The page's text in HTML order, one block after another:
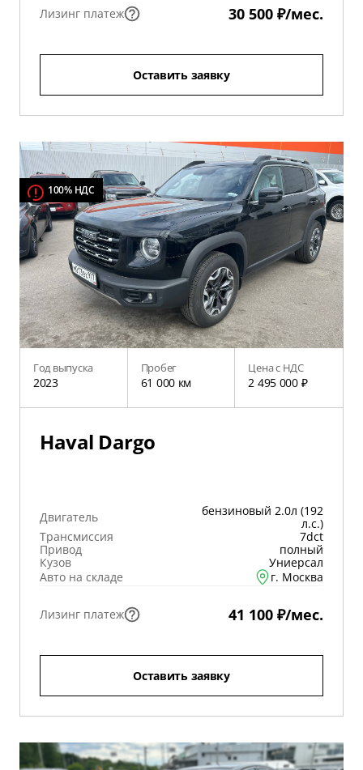
Лизинг платеж 30 500 ₽/мес.
Оставить заявку
100% НДС
Год выпуска
2023
Пробег
61 000 км
Цена с НДС
2 495 000 ₽
Haval Dargo
Двигатель
бензиновый 2.0л (192
л.с.)
Трансмиссия
7dct
Привод
полный
Кузов
Униерсал
Авто на складе
г. Москва
Лизинг платеж 41 100 ₽/мес.
Оставить заявку